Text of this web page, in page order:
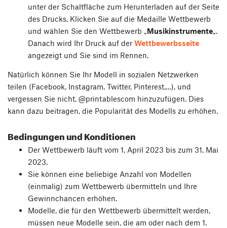
unter der Schaltfläche zum Herunterladen auf der Seite
des Drucks. Klicken Sie auf die Medaille Wettbewerb
und wählen Sie den Wettbewerb „Musikinstrumente„.
Danach wird Ihr Druck auf der Wettbewerbsseite
angezeigt und Sie sind im Rennen.
Natürlich können Sie Ihr Modell in sozialen Netzwerken
teilen (Facebook, Instagram, Twitter, Pinterest,…), und
vergessen Sie nicht, @printablescom hinzuzufügen. Dies
kann dazu beitragen, die Popularität des Modells zu erhöhen.
Bedingungen und Konditionen
Der Wettbewerb läuft vom 1. April 2023 bis zum 31. Mai
2023.
Sie können eine beliebige Anzahl von Modellen
(einmalig) zum Wettbewerb übermitteln und Ihre
Gewinnchancen erhöhen.
Modelle, die für den Wettbewerb übermittelt werden,
müssen neue Modelle sein, die am oder nach dem 1.